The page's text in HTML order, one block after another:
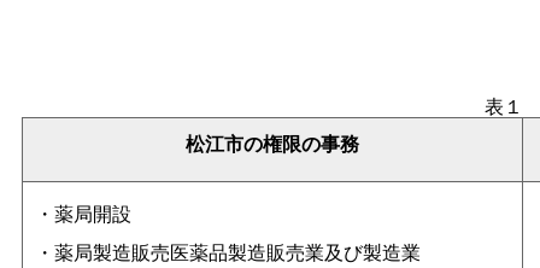
表１
松江市の権限の事務
・薬局開設
・薬局製造販売医薬品製造販売業及び製造業